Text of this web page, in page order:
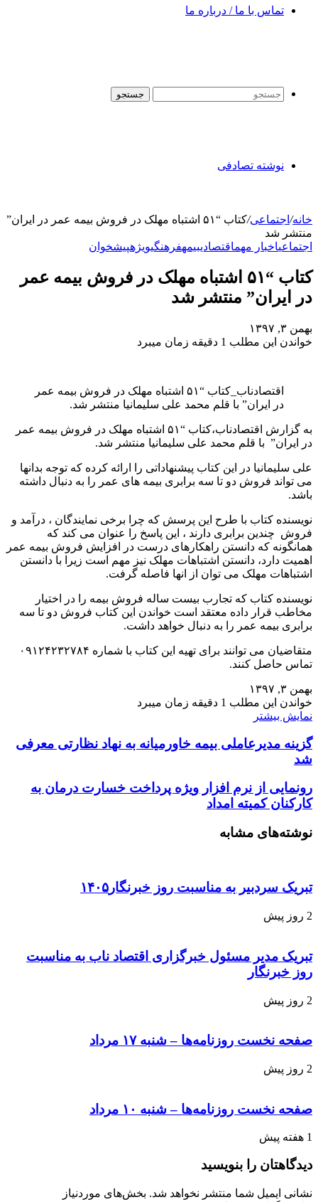
تماس با ما / درباره ما
جستجو
نوشته تصادفی
خانه/ اجتماعی/
کتاب “۵۱ اشتباه مهلک در فروش بیمه عمر در ایران”
منتشر شد
اجتماعیاخبار مهماقتصادیبیمهفرهنگیویژهپیشخوان
کتاب “۵۱ اشتباه مهلک در فروش بیمه عمر
در ایران” منتشر شد
بهمن ۳, ۱۳۹۷
خواندن این مطلب 1 دقیقه زمان میبرد
اقتصادناب_کتاب “۵۱ اشتباه مهلک در فروش بیمه عمر
در ایران” با قلم محمد علی سلیمانیا منتشر شد.
به گزارش اقتصادناب،کتاب “۵۱ اشتباه مهلک در فروش بیمه عمر
در ایران” با قلم محمد علی سلیمانیا منتشر شد.
علی سلیمانیا در این کتاب پیشنهاداتی را ارائه کرده که توجه بدانها
می تواند فروش دو تا سه برابری بیمه های عمر را به دنبال داشته
باشد.
نویسنده کتاب با طرح این پرسش که چرا برخی نمایندگان ، درآمد و
فروش چندین برابری دارند ، این پاسخ را عنوان می کند که
همانگونه که دانستن راهکارهای درست در افزایش فروش بیمه عمر
اهمیت دارد، دانستن اشتباهات مهلک نیز مهم است زیرا با دانستن
اشتباهات مهلک می توان از انها فاصله گرفت.
نویسنده کتاب که تجارب بیست ساله فروش بیمه را در اختیار
مخاطب قرار داده معتقد است خواندن این کتاب فروش دو تا سه
برابری بیمه عمر را به دنبال خواهد داشت.
متقاضیان می توانند برای تهیه این کتاب با شماره ۰۹۱۲۴۲۳۲۷۸۴
تماس حاصل کنند.
بهمن ۳, ۱۳۹۷
خواندن این مطلب 1 دقیقه زمان میبرد
نمایش بیشتر
گزینه مدیرعاملی بیمه خاورمیانه به نهاد نظارتی معرفی
شد
رونمایی از نرم افزار ویژه پرداخت خسارت درمان به
کارکنان کمیته امداد
نوشته‌های مشابه
تبریک سردبیر به مناسبت روز خبرنگار۱۴۰۵
2 روز پیش
تبریک مدیر مسئول خبرگزاری اقتصاد ناب به مناسبت
روز خبرنگار
2 روز پیش
صفحه نخست روزنامه‌ها – شنبه ۱۷ مرداد
2 روز پیش
صفحه نخست روزنامه‌ها – شنبه ۱۰ مرداد
1 هفته پیش
دیدگاهتان را بنویسید
نشانی ایمیل شما منتشر نخواهد شد. بخش‌های موردنیاز